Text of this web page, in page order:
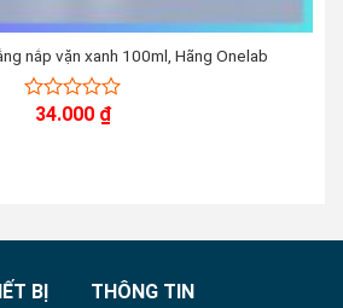
nắp vặn xanh 100ml, Hãng Onelab
34.000 ₫
BỊ
THÔNG TIN